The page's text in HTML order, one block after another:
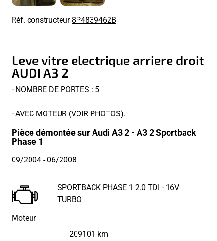
Réf. constructeur8P4839462B
Leve vitre electrique arriere droit
AUDI A3 2
- NOMBRE DE PORTES : 5
- AVEC MOTEUR (VOIR PHOTOS).
Pièce démontée sur Audi A3 2 - A3 2 Sportback
Phase 1
09/2004- 06/2008
Moteur
SPORTBACK PHASE 1 2.0 TDI - 16V
TURBO
209101 km